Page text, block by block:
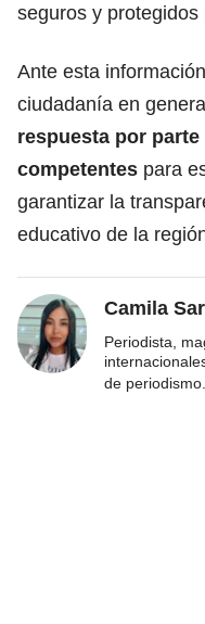
seguros y
Ante esta
ciudadanía en
respuesta por
competentes para
garantizar la
educativo de la
Camila
Periodista,
de periodismo